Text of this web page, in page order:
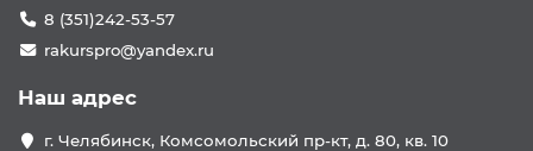
8 (351)242-53-57
rakurspro@yandex.ru
Наш адрес
г. Челябинск, Комсомольский пр-кт, д. 80, кв. 10